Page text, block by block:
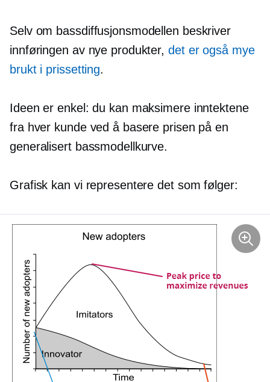
Selv om bassdiffusjonsmodellen beskriver
innføringen av nye produkter, det er også mye
brukt i prissetting.
Ideen er enkel: du kan maksimere inntektene
fra hver kunde ved å basere prisen på en
generalisert bassmodellkurve.
Grafisk kan vi representere det som følger: